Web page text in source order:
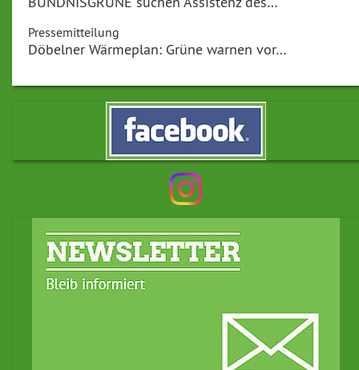
Pressemitteilung
Döbelner Wärmeplan: Grüne warnen vor…